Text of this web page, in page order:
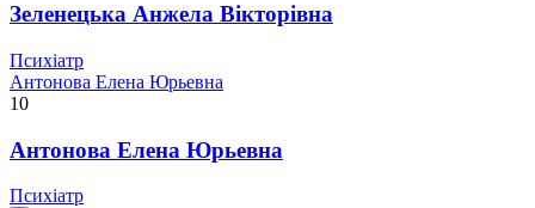
Зеленецька Анжела Вікторівна
Психіатр
Антонова Елена Юрьевна
10
Антонова Елена Юрьевна
Психіатр